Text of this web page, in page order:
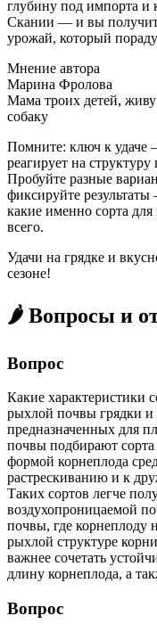
глубину под импорта и
Скании — и вы
урожай, который
Мнение автора
Марина Фролова
Мама троих детей,
собаку
Помните: ключ к удаче
реагирует на
Пробуйте разные
фиксируйте результаты
какие именно сорта
всего.
Удачи на грядке и
сезоне!
🌶️ Вопросы и
Вопрос
Какие характеристики
рыхлой почвы грядки и
предназначенных для
почвы подбирают
формой корнеплода
растрескиванию и к
Таких сортов легче
воздухопроницаемой
почвы, где корнеплоду
рыхлой структуре
важнее сочетать
длину корнеплода, а
Вопрос